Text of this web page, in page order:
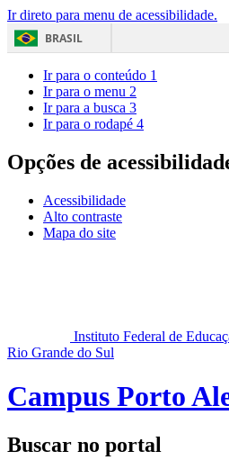
Ir direto para menu de acessibilidade.
BRASIL
Ir para o conteúdo 1
Ir para o menu 2
Ir para a busca 3
Ir para o rodapé 4
Opções de
Acessibilidade
Alto contraste
Mapa do site
Instituto Federal de
Rio Grande do Sul
Campus Porto
Buscar no portal